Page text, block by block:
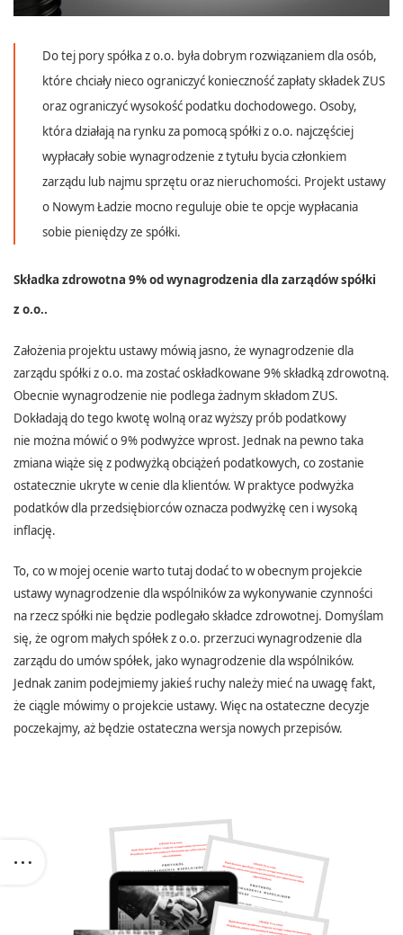
Do tej pory spółka z o.o. była dobrym rozwiązaniem dla osób,
które chciały nieco ograniczyć konieczność zapłaty składek ZUS
oraz ograniczyć wysokość podatku dochodowego. Osoby,
która działają na rynku za pomocą spółki z o.o. najczęściej
wypłacały sobie wynagrodzenie z tytułu bycia członkiem
zarządu lub najmu sprzętu oraz nieruchomości. Projekt ustawy
o Nowym Ładzie mocno reguluje obie te opcje wypłacania
sobie pieniędzy ze spółki.
Składka zdrowotna 9% od wynagrodzenia dla zarządów spółki
z o.o..
Założenia projektu ustawy mówią jasno, że wynagrodzenie dla
zarządu spółki z o.o. ma zostać oskładkowane 9% składką zdrowotną.
Obecnie wynagrodzenie nie podlega żadnym składom ZUS.
Dokładają do tego kwotę wolną oraz wyższy prób podatkowy
nie można mówić o 9% podwyżce wprost. Jednak na pewno taka
zmiana wiąże się z podwyżką obciążeń podatkowych, co zostanie
ostatecznie ukryte w cenie dla klientów. W praktyce podwyżka
podatków dla przedsiębiorców oznacza podwyżkę cen i wysoką
inflację.
To, co w mojej ocenie warto tutaj dodać to w obecnym projekcie
ustawy wynagrodzenie dla wspólników za wykonywanie czynności
na rzecz spółki nie będzie podlegało składce zdrowotnej. Domyślam
się, że ogrom małych spółek z o.o. przerzuci wynagrodzenie dla
zarządu do umów spółek, jako wynagrodzenie dla wspólników.
Jednak zanim podejmiemy jakieś ruchy należy mieć na uwagę fakt,
że ciągle mówimy o projekcie ustawy. Więc na ostateczne decyzje
poczekajmy, aż będzie ostateczna wersja nowych przepisów.